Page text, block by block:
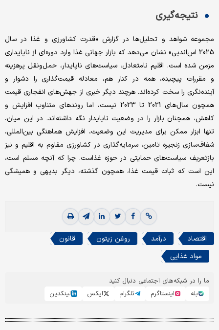
نتیجه‌‌گیری
مجموعه شواهد و تحلیل‌‌ها در گزارش «قدرت کشاورزی و غذا در سال
2025 اس‌‌اند‌‌پی» نشان می‌دهد که بازار جهانی غذا وارد دوره‌‌ای از ناپایداری
مزمن شده است. اقلیم نامتعادل، سیاست‌های ناپایدار، حمل‌‌ونقل پرهزینه
و مقررات پیچیده، همه در کنار هم، معادله قیمت‌‌گذاری را دشوار و
آینده‌‌نگری را سخت کرده‌‌اند. هرچند دیگر خبری از جهش‌‌های انفجاری قیمت
همچون سال‌های 2021 تا 2023 نیست، اما روندهای متناوب افزایش و
کاهش، همچنان بازار را در وضعیت ناپایدار نگه داشته‌‌اند. در این میان،
تنها ابزار ممکن برای مدیریت این وضعیت، افزایش هماهنگی بین‌المللی،
شفاف‌‌سازی زنجیره تامین، سرمایه‌‌گذاری در کشاورزی مقاوم به اقلیم و نیز
بازتعریف سیاست‌های حمایتی در حوزه غذاست. چرا که آنچه مسلم است،
این است که ثبات قیمت غذا، همچون گذشته، دیگر بدیهی و همیشگی
نیست.
اقتصاد درآمد روغن زیتون
قانون
مواد غذایی
ما را در شبکه‌های اجتماعی دنبال کنید
بله
اینستاگرم تلگرام ایکس لینکدین